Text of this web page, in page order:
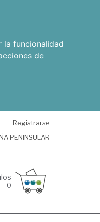
la funcionalidad
de
Registrarse
PENINSULAR
0